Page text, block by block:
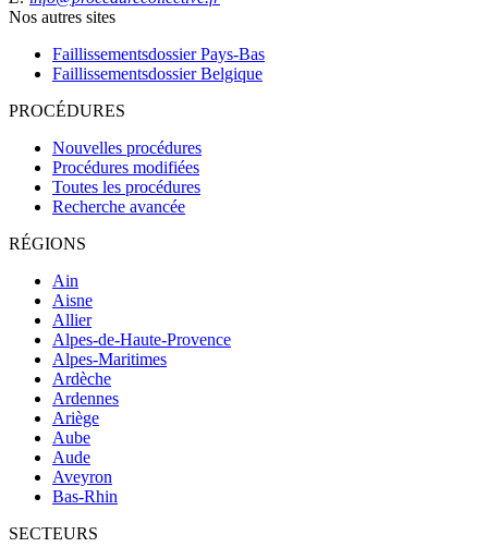
Nos autres sites
Faillissementsdossier Pays-Bas
Faillissementsdossier Belgique
PROCÉDURES
Nouvelles procédures
Procédures modifiées
Toutes les procédures
Recherche avancée
RÉGIONS
Ain
Aisne
Allier
Alpes-de-Haute-Provence
Alpes-Maritimes
Ardèche
Ardennes
Ariège
Aube
Aude
Aveyron
Bas-Rhin
SECTEURS